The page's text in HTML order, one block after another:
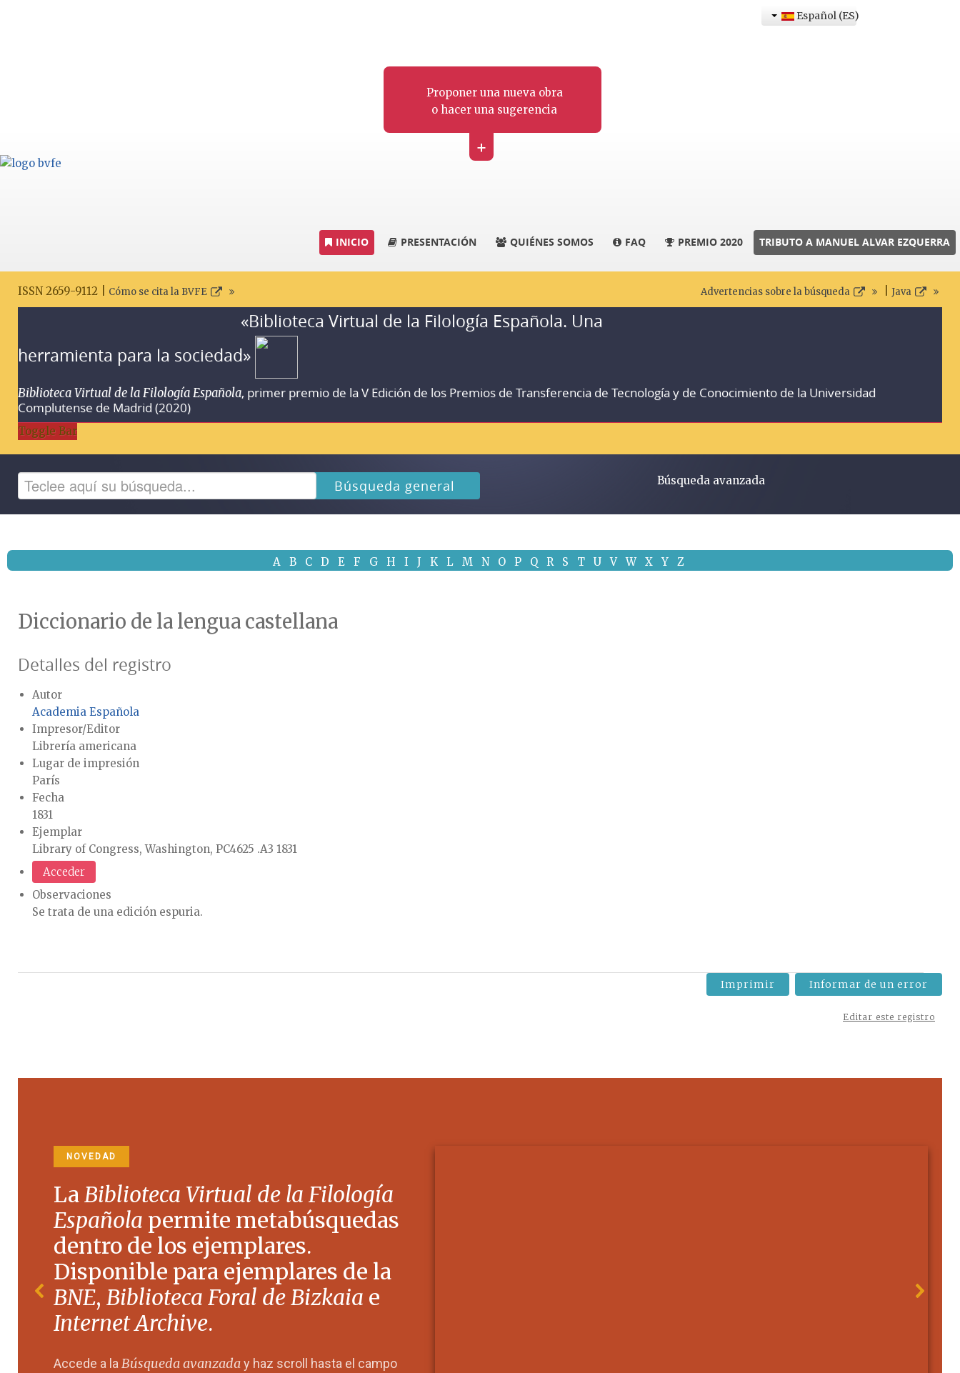
Proponer una nueva obra
o hacer una sugerencia
+
Español (ES)
INICIO PRESENTACIÓN QUIÉNES SOMOS FAQ PREMIO 2020 TRIBUTO A MANUEL ALVAR EZQUERRA
ISSN 2659-9112 | Cómo se cita la BVFE Advertencias sobre la búsqueda Java
«Biblioteca Virtual de la Filología Española. Una
herramienta para la sociedad»
Biblioteca Virtual de la Filología Española, primer premio de la V Edición de los Premios de Transferencia de Tecnología y de Conocimiento de la Universidad
Complutense de Madrid (2020)
Toggle Bar
Búsqueda general Búsqueda avanzada
A B C D E F G H I J K L M N O P Q R S T U V W X Y Z
Diccionario de la lengua castellana
Detalles del registro
Autor
Academia Española
Impresor/Editor
Librería americana
Lugar de impresión
París
Fecha
1831
Ejemplar
Library of Congress, Washington, PC4625 .A3 1831
Acceder
Observaciones
Se trata de una edición espuria.
Imprimir Informar de un error
Editar este registro
NOVEDAD
LaBiblioteca Virtual de la Filología
Española permite metabúsquedas
dentro de los ejemplares.
Disponible para ejemplares de la
BNE, Biblioteca Foral de Bizkaia e
Internet Archive.
Accede a laBúsqueda avanzaday haz scroll hasta el campo